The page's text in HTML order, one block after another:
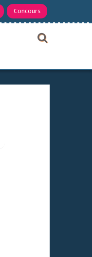
Concours